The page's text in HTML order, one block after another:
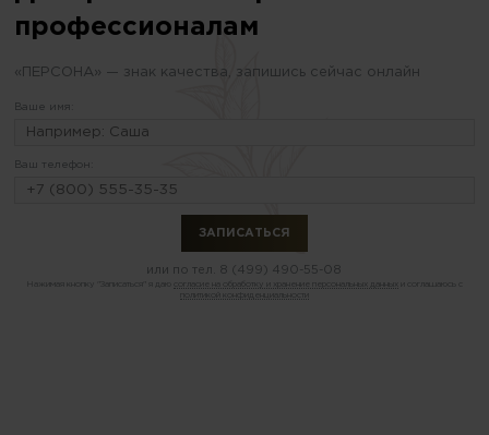
профессионалам
«ПЕРСОНА» — знак качества, запишись сейчас онлайн
Ваше имя:
Ваш телефон:
или по тел. 8 (499) 490-55-08
Нажимая кнопку "Записаться" я даю согласие на обработку и хранение персональных данных
политикой конфиденциальности